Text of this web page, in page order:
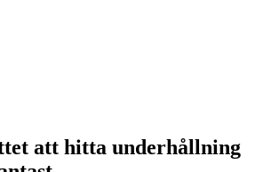
att hitta underhållning